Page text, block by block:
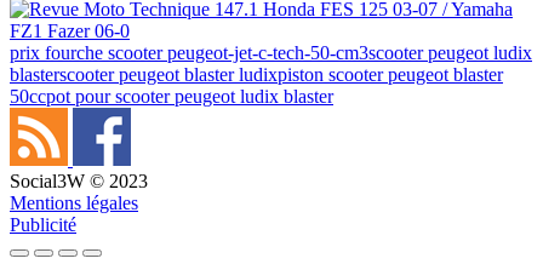
prix fourche scooter peugeot-jet-c-tech-50-cm3scooter peugeot ludix
blasterscooter peugeot blaster ludixpiston scooter peugeot blaster
50ccpot pour scooter peugeot ludix blaster
Social3W © 2023
Mentions légales
Publicité